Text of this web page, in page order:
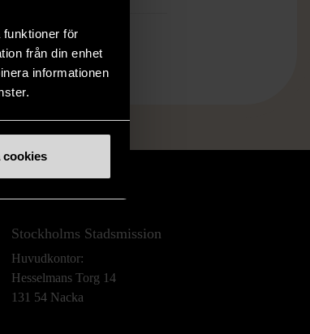
funktioner för
från din enhet
informationen
cookies
Stockholms Stadsmission
Huvudkontor:
Hesselmans Torg 14
131 54 Nacka